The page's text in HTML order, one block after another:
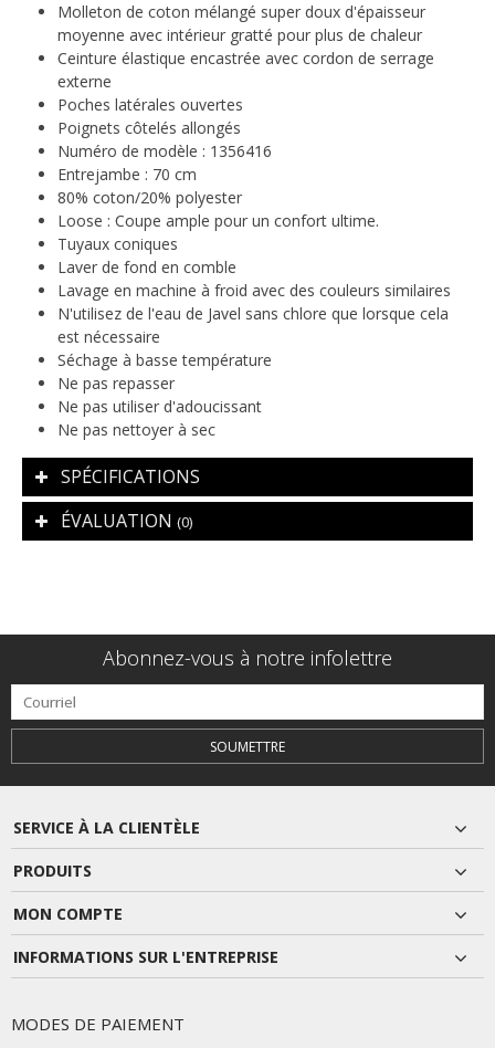
Molleton de coton mélangé super doux d'épaisseur
moyenne avec intérieur gratté pour plus de chaleur
Ceinture élastique encastrée avec cordon de serrage
externe
Poches latérales ouvertes
Poignets côtelés allongés
Numéro de modèle : 1356416
Entrejambe : 70 cm
80% coton/20% polyester
Loose : Coupe ample pour un confort ultime.
Tuyaux coniques
Laver de fond en comble
Lavage en machine à froid avec des couleurs similaires
N'utilisez de l'eau de Javel sans chlore que lorsque cela
est nécessaire
Séchage à basse température
Ne pas repasser
Ne pas utiliser d'adoucissant
Ne pas nettoyer à sec
SPÉCIFICATIONS
ÉVALUATION (0)
Abonnez-vous à notre infolettre
SOUMETTRE
SERVICE À LA CLIENTÈLE
PRODUITS
MON COMPTE
INFORMATIONS SUR L'ENTREPRISE
MODES DE PAIEMENT